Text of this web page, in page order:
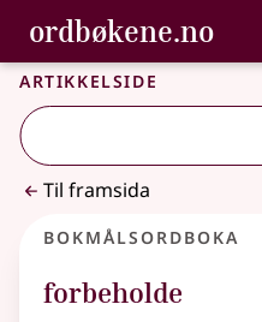
Gå til hovudinnhald
Tilgjenge
ordbøkene.no,
Bokmålsordboka og
Artikkelside
Til framsida
Bokmålsordboka
forbeholde